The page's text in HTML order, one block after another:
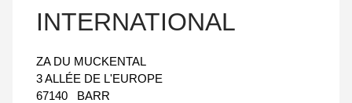
INTERNATIONAL
ZA DU MUCKENTAL
3 ALLÉE DE L'EUROPE
67140
BARR